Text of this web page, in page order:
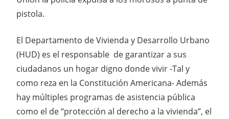
pistola.
El Departamento de Vivienda y Desarrollo Urbano
(HUD) es el responsable de garantizar a sus
ciudadanos un hogar digno donde vivir -Tal y
como reza en la Constitución Americana- Además
hay múltiples programas de asistencia pública
como el de “protección al derecho a la vivienda”, el